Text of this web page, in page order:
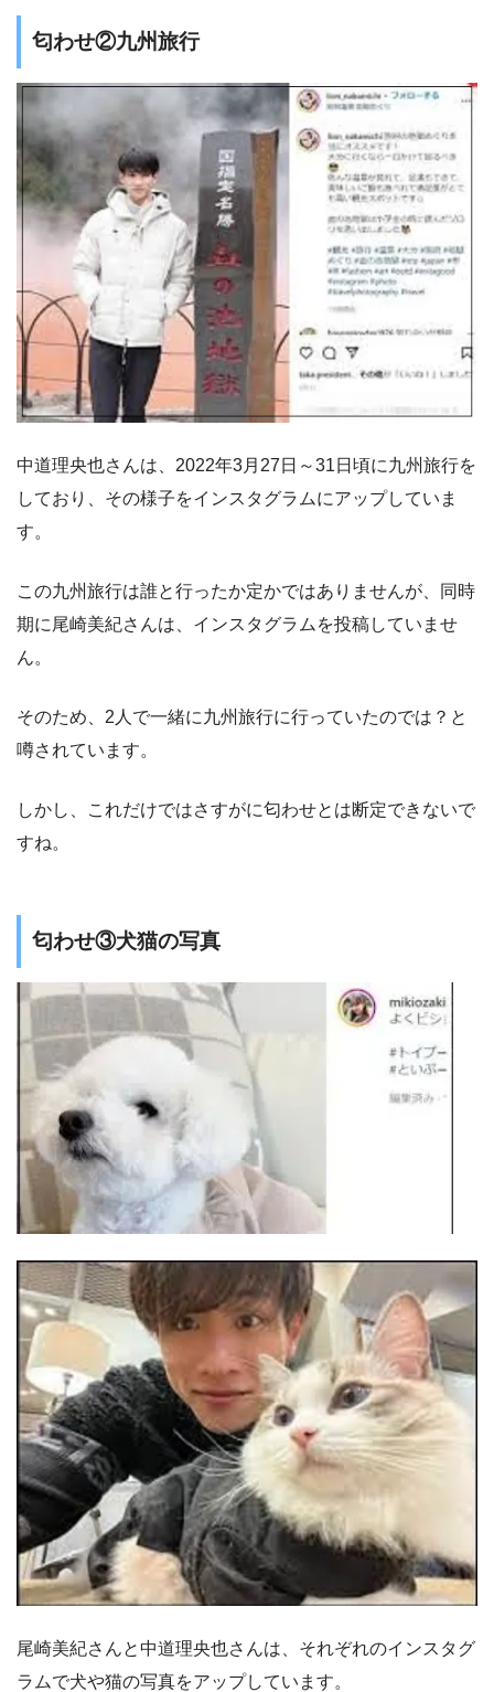
匂わせ②九州旅行
中道理央也さんは、2022年3月27日～31日頃に九州旅行を
しており、その様子をインスタグラムにアップしていま
す。
この九州旅行は誰と行ったか定かではありませんが、同時
期に尾崎美紀さんは、インスタグラムを投稿していませ
ん。
そのため、2人で一緒に九州旅行に行っていたのでは？と
噂されています。
しかし、これだけではさすがに匂わせとは断定できないで
すね。
匂わせ③犬猫の写真
尾崎美紀さんと中道理央也さんは、それぞれのインスタグ
ラムで犬や猫の写真をアップしています。